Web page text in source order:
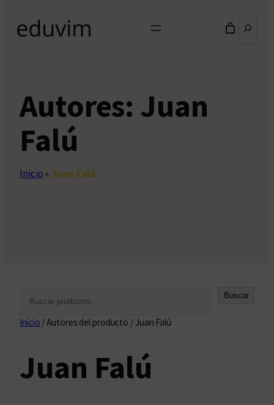
Autores: Juan
Falú
Inicio»Juan Falú
s
r
Buscar
Inicio / Autores del producto / Juan Falú
Juan Falú